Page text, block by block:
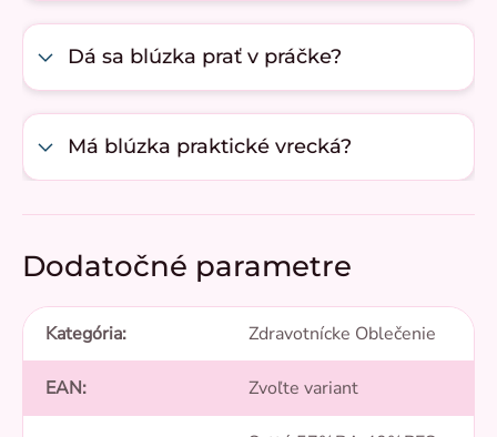
Dá sa blúzka prať v práčke?
Má blúzka praktické vrecká?
Dodatočné parametre
Kategória: Zdravotnícke Oblečenie
EAN: Zvoľte variant